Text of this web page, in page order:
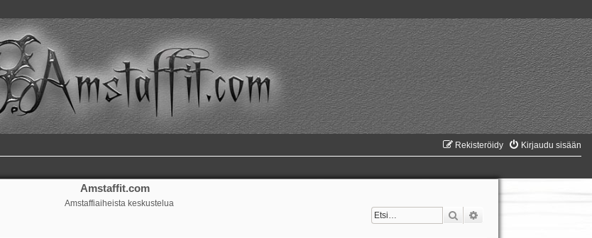
Kirjaudu sisään
Rekisteröidy
Amstaffit.com
Amstaffiaiheista keskustelua
Etsi